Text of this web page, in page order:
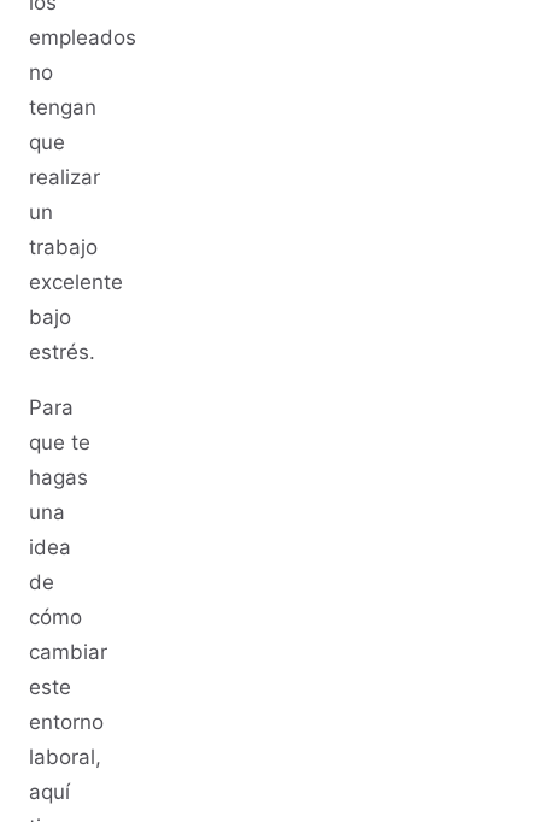
empleados
no
tengan
que
realizar
un
trabajo
excelente
bajo
estrés.
Para
que te
hagas
una
idea
de
cómo
cambiar
este
entorno
laboral,
aquí